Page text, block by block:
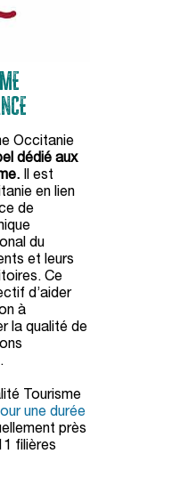
Occitanie
dédié aux
Il est
en lien
de
du
et leurs
Ce
d’aider
à
la qualité de
Tourisme
une durée
près
filières